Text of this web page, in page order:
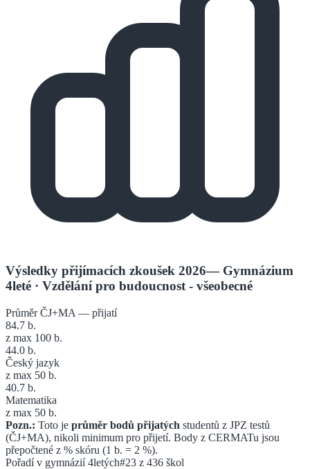
Výsledky přijímacích zkoušek 2026— Gymnázium
4leté · Vzdělání pro budoucnost - všeobecné
Průměr ČJ+MA — přijatí
84.7 b.
z max 100 b.
44.0 b.
Český jazyk
z max 50 b.
40.7 b.
Matematika
z max 50 b.
Pozn.: Toto je průměr bodů přijatých studentů z JPZ testů
(ČJ+MA), nikoli minimum pro přijetí. Body z CERMATu jsou
přepočtené z % skóru (1 b. = 2 %).
Pořadí v gymnázií 4letých#23 z 436 škol